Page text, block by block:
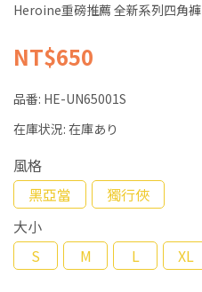
Heroine重磅推薦 全新系列四角褲
NT$650
品番: HE-UN65001S
在庫状況: 在庫あり
風格
黑亞當
獨行俠
大小
S
M L XL